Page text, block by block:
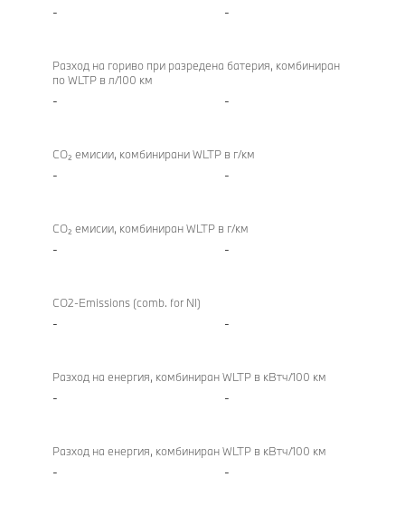
- -
Разход на гориво при разредена батерия, комбиниран
по WLTP в л/100 км
- -
CO₂ емисии, комбинирани WLTP в г/км
- -
CO₂ емисии, комбиниран WLTP в г/км
- -
CO2-Emissions (comb. for NI)
- -
Разход на енергия, комбиниран WLTP в кВтч/100 км
- -
Разход на енергия, комбиниран WLTP в кВтч/100 км
- -